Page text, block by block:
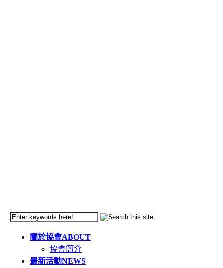
關於協會ABOUT
協會簡介
最新活動NEWS